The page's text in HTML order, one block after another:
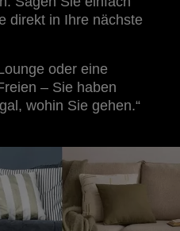
direkt in Ihre nächste
oder eine
– Sie haben
wohin Sie gehen.“